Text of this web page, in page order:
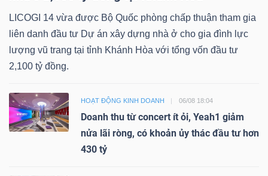
LICOGI 14 vừa được Bộ Quốc phòng chấp thuận tham gia
liên danh đầu tư Dự án xây dựng nhà ở cho gia đình lực
lượng vũ trang tại tỉnh Khánh Hòa với tổng vốn đầu tư
2,100 tỷ đồng.
HOẠT ĐỘNG KINH DOANH 06/08 18:04
Doanh thu từ concert ít ỏi, Yeah1 giảm
nửa lãi ròng, có khoản ủy thác đầu tư hơn
430 tỷ